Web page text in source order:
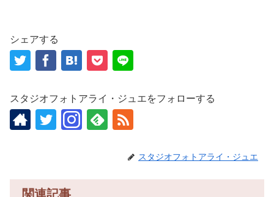
シェアする
スタジオフォトアライ・ジュエをフォローする
スタジオフォトアライ・ジュエ
関連記事